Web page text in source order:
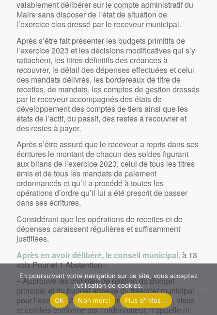
valablement délibérer sur le compte administratif du
Maire sans disposer de l’état de situation de
l’exercice clos dressé par le receveur municipal.
Après s’être fait présenter les budgets primitifs de
l’exercice 2023 et les décisions modificatives qui s’y
rattachent, les titres définitifs des créances à
recouvrer, le détail des dépenses effectuées et celui
des mandats délivrés, les bordereaux de titre de
recettes, de mandats, les comptes de gestion dressés
par le receveur accompagnés des états de
développement des comptes de tiers ainsi que les
états de l’actif, du passif, des restes à recouvrer et
des restes à payer,
Après s’être assuré que le receveur a repris dans ses
écritures le montant de chacun des soldes figurant
aux bilans de l’exercice 2023, celui de tous les titres
émis et de tous les mandats de paiement
ordonnancés et qu’il a procédé à toutes les
opérations d’ordre qu’il lui a été prescrit de passer
dans ses écritures,
Considérant que les opérations de recettes et de
dépenses paraissent régulières et suffisamment
justifiées,
Après en avoir délibéré, le conseil municipal,à 13
voix Pour et 1 Abstention:
– Approuve les comptes de gestion du Budget
principal et du budget annexe du trésorier municipal
pour l’exercice 2023. Ces comptes de gestion, visés
et certifiés conforme par l’ordonnateur, n’appelle ni
En poursuivant votre navigation sur ce site, vous acceptez
l'utilisation de cookies.
OK
Non merci Plus d'infos...